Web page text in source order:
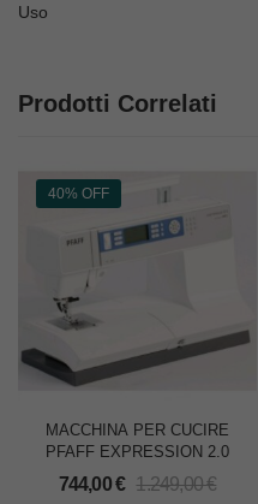
Uso
Prodotti Correlati
40% OFF
MACCHINA PER CUCIRE
PFAFF EXPRESSION 2.0
744,00€ 1.249,00€